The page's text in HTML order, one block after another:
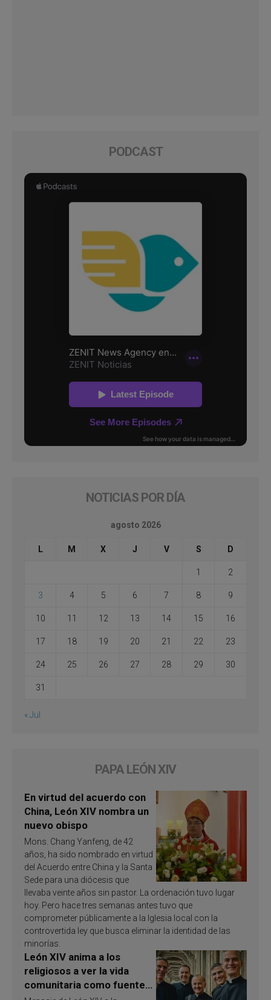
PODCAST
NOTICIAS POR DÍA
agosto 2026
L M X J V S D
1 2
3 4 5 6 7 8 9
10 11 12 13 14 15 16
17 18 19 20 21 22 23
24 25 26 27 28 29 30
31
« Jul
PAPA LEÓN XIV
En virtud del acuerdo con
China, León XIV nombra un
nuevo obispo
Mons. Chang Yanfeng, de 42
años, ha sido nombrado en virtud
del Acuerdo entre China y la Santa
Sede para una diócesis que
llevaba veinte años sin pastor. La ordenación tuvo lugar
hoy. Pero hace tres semanas antes tuvo que
comprometer públicamente a la Iglesia local con la
controvertida ley que busca eliminar la identidad de las
minorías.
León XIV anima a los
religiosos a ver la vida
comunitaria como fuente